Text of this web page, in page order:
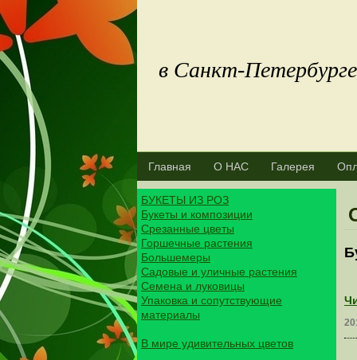
в Санкт-
Главная О НАС Галерея
БУКЕТЫ ИЗ РОЗ
Букеты и композиции
Срезанные цветы
Горшечные растения
Большемеры
Садовые и уличные растения
Семена и луковицы
Упаковка и сопутствующие
материалы
В мире удивительных цветов